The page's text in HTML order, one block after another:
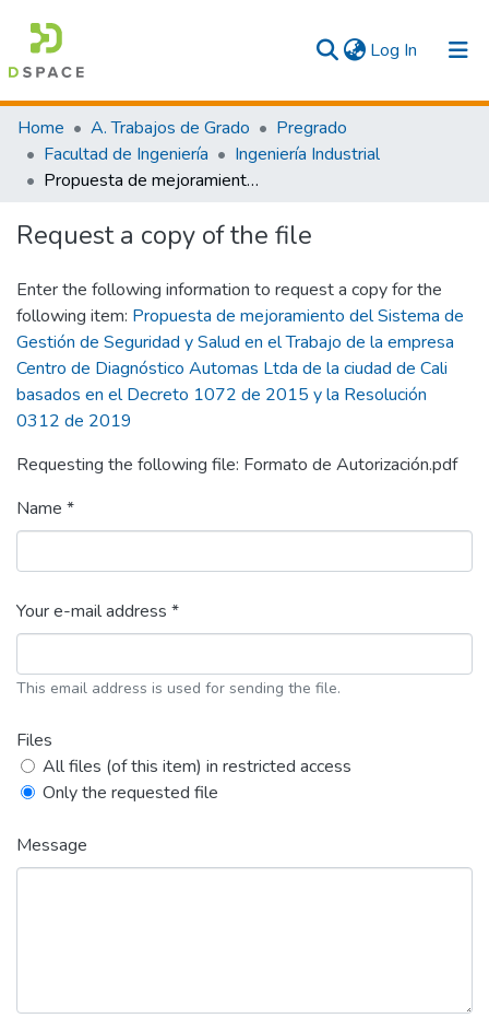
Log In (current)
Communities & Collections
Home A. Trabajos de Grado
Pregrado
Facultad de Ingeniería
Ingeniería Industrial
Propuesta de mejoramiento del Sistema de Gestión de Seguridad y Salud en el Trabajo de la empresa Centro de Diagnóstico Automas Ltda de la ciudad de Cali basados en el Decreto 1072 de 2015 y la Resolución 0312 de 2019
Request a copy of the file
Enter the following information to request a copy for the
following item: Propuesta de mejoramiento del Sistema de
Gestión de Seguridad y Salud en el Trabajo de la empresa
Centro de Diagnóstico Automas Ltda de la ciudad de Cali
basados en el Decreto 1072 de 2015 y la Resolución
0312 de 2019
Requesting the following file: Formato de Autorización.pdf
Name *
Your e-mail address *
This email address is used for sending the file.
Files
All files (of this item) in restricted access
Only the requested file
Message